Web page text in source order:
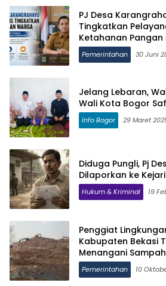
PJ Desa
Tingkatkan
Ketahanan
Pemerintahan 30 Juni
Jelang Lebaran,
Wali Kota Bogor
Info Bogor 29 Maret
Diduga Pungli, Pj
Dilaporkan ke
Hukum & Kriminal 19
Penggiat
Kabupaten Bekasi
Menangani Sampah
Pemerintahan 10